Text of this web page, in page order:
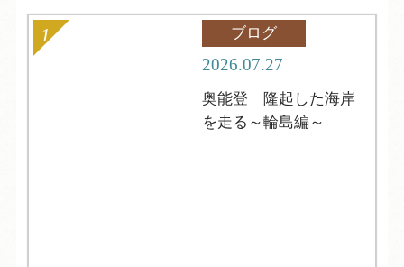
ブログ
2026.07.27
奥能登 隆起した海岸
を走る～輪島編～